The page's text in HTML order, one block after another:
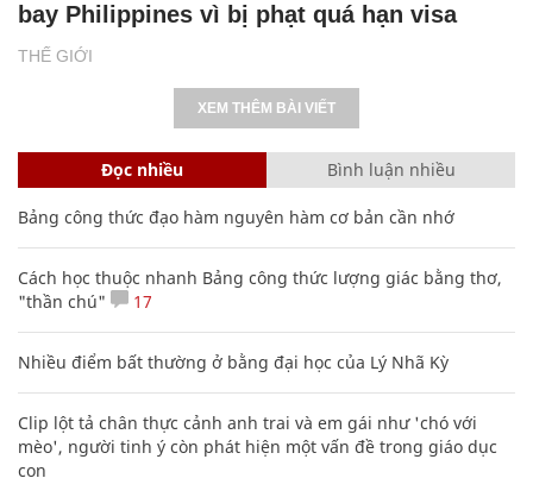
THẾ GIỚI
bay Philippines vì bị phạt quá hạn visa
XEM THÊM BÀI VIẾT
Đọc nhiều Bình luận nhiều
Bảng công thức đạo hàm nguyên hàm cơ bản cần nhớ
Cách học thuộc nhanh Bảng công thức lượng giác bằng thơ,
"thần chú"
17
Nhiều điểm bất thường ở bằng đại học của Lý Nhã Kỳ
Clip lột tả chân thực cảnh anh trai và em gái như 'chó với
mèo', người tinh ý còn phát hiện một vấn đề trong giáo dục
con